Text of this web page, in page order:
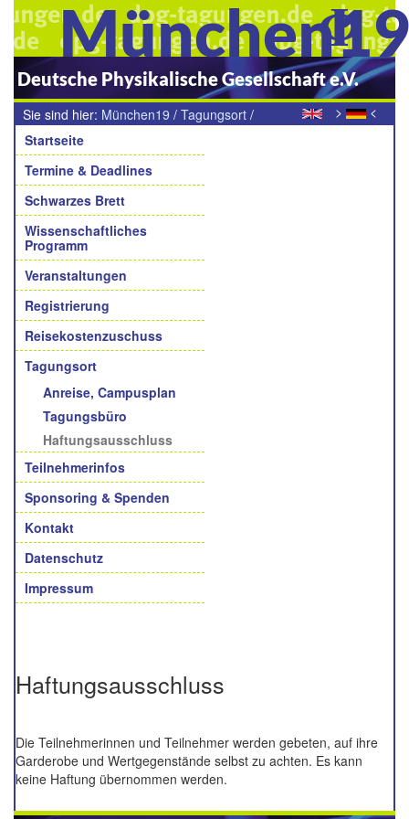
München19
Deutsche Physikalische Gesellschaft e.V.
> <
Sie sind hier: München19 / Tagungsort /
Haftungsausschluss
Navigation
Startseite
Termine & Deadlines
Schwarzes Brett
Wissenschaftliches
Programm
Veranstaltungen
Registrierung
Reisekostenzuschuss
Tagungsort
Anreise, Campusplan
Tagungsbüro
Haftungsausschluss
Teilnehmerinfos
Sponsoring & Spenden
Kontakt
Datenschutz
Impressum
Haftungsausschluss
Die Teilnehmerinnen und Teilnehmer werden gebeten, auf ihre
Garderobe und Wertgegenstände selbst zu achten. Es kann
keine Haftung übernommen werden.